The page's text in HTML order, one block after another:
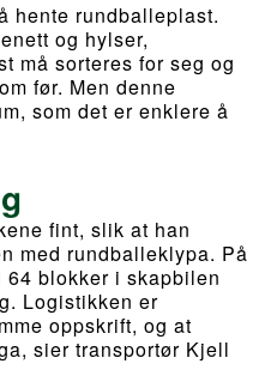
hente rundballeplast.
og hylser,
må sorteres for seg og
før. Men denne
som det er enklere å
fint, slik at han
med rundballeklypa. På
blokker i skapbilen
Logistikken er
oppskrift, og at
sier transportør Kjell